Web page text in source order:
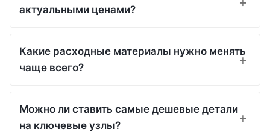
актуальными ценами?
Какие расходные материалы нужно менять
чаще всего?
Можно ли ставить самые дешевые детали
на ключевые узлы?